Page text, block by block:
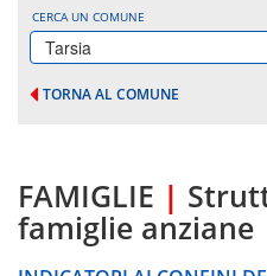
CERCA UN COMUNE
Tarsia
TORNA AL COMUNE
FAMIGLIE |
famiglie anziane